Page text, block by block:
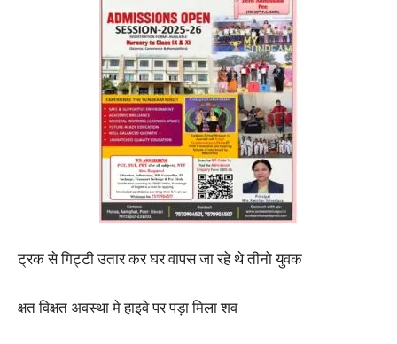
ट्रक से गिट्टी उतार कर घर वापस जा रहे थे तीनो युवक
क्षत विक्षत अवस्था मे हाइवे पर पड़ा मिला शव